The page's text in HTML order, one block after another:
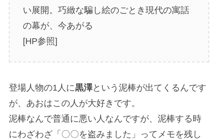
い展開。巧緻な騙し絵のごとき現代の寓話
の幕が、今あがる
[HP参照]
登場人物の1人に黒澤という泥棒が出てくるんです
が、あおはこの人が大好きです。
泥棒なんで普通に悪い人なんですが、泥棒する時
にわざわざ「〇〇を盗みました」ってメモを残し